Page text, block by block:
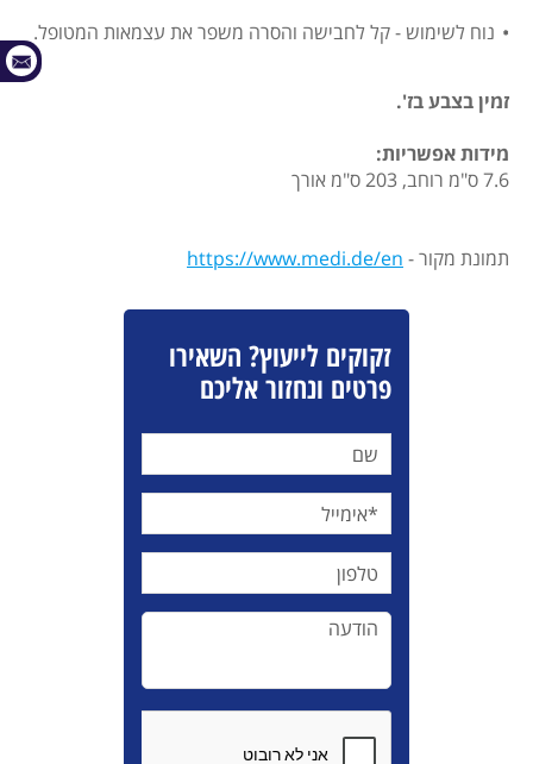
נוח לשימוש - קל לחבישה והסרה משפר את עצמאות המטופל.
זמין בצבע בז'.
מידות אפשריות:
7.6 ס"מ רוחב, 203 ס"מ אורך
תמונת מקור - https://www.medi.de/en
זקוקים לייעוץ? השאירו
פרטים ונחזור אליכם